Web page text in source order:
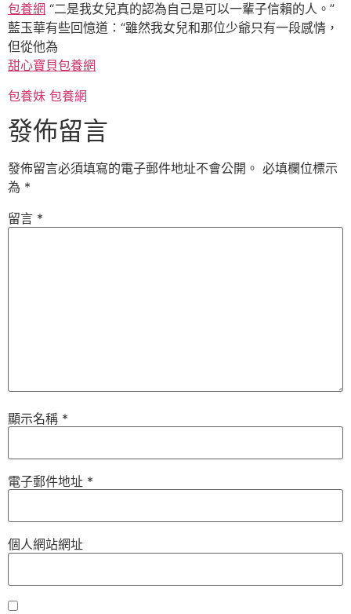
包養網 “二是我女兒真的認為自己是可以一輩子信賴的人。”
藍玉華有些回憶道：“雖然我女兒和那位少爺只有一段感情，
但從他為
甜心寶貝包養網
包養妹 包養網
發佈留言
發佈留言必須填寫的電子郵件地址不會公開。 必填欄位標示
為 *
留言 *
顯示名稱 *
電子郵件地址 *
個人網站網址